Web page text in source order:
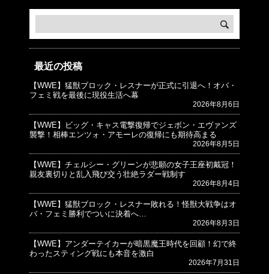
最近の投稿
【WWE】猛獣ブロック・レスナーが正式に引退へ！オバ・
フェミ戦を最後に現役生活へ幕
2026年8月6日
【WWE】ビッグ・キャス電撃復帰でジェボン・エヴァンズ
襲撃！相棒エンツォ・アモーレの復帰にも期待高まる
2026年8月5日
【WWE】チェルシー・グリーンが悲願の女子王座初戴冠！
親友裏切りと乱入飛び交う壮絶ラダー戦制す
2026年8月4日
【WWE】猛獣ブロック・レスナー敗れる！怪獣大戦争はオ
バ・フェミ勝利でついに決着へ…
2026年8月3日
【WWE】アンダーテイカーが暗黒魔王時代を回顧！幻で終
わったスティング戦にも本音を激白
2026年7月31日
© プロレスJunkie ～WWEの最新情報 USA～